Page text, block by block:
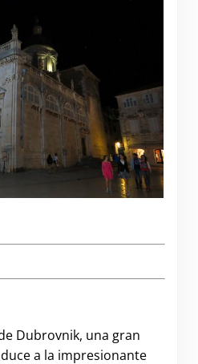
Dubrovnik, una gran
a la impresionante